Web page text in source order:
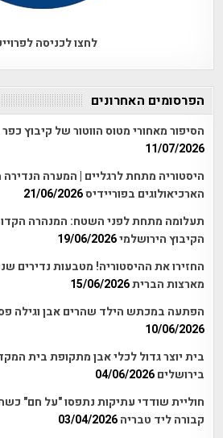
לחצו לכניסה
הפרסומים האחרונים
הסיפור מאחורי מטוס הווטור של קיבוץ
11/07/2026
היסטוריה מתחת לרגליים | המערה
הארכיאולוגים בפוריידיס21/06/2026
תעלומה מתחת לפני השטח: המנהרה
הקיבוץ הירושלמי19/06/2026
החזירו את ההיסטוריה! מטבעות נדירים
מארצות הברית15/06/2026
הפתעה במכתש הילד שהרים אבן וגילה פסלון
10/06/2026
בית יוצר גדול לכלי אבן מתקופת בית
בירושלים 04/06/2026
חוליית שודדי עתיקות נתפסו "על חם"
קבורה ליד טבריה 03/04/2026